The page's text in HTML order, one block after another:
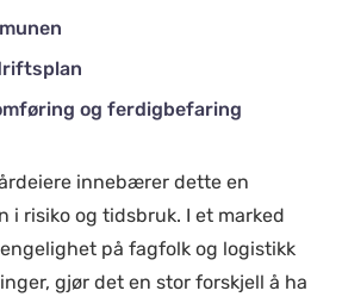
og ferdigbefaring
innebærer dette en
i risiko og tidsbruk. I et marked
på fagfolk og logistikk
gjør det en stor forskjell å ha